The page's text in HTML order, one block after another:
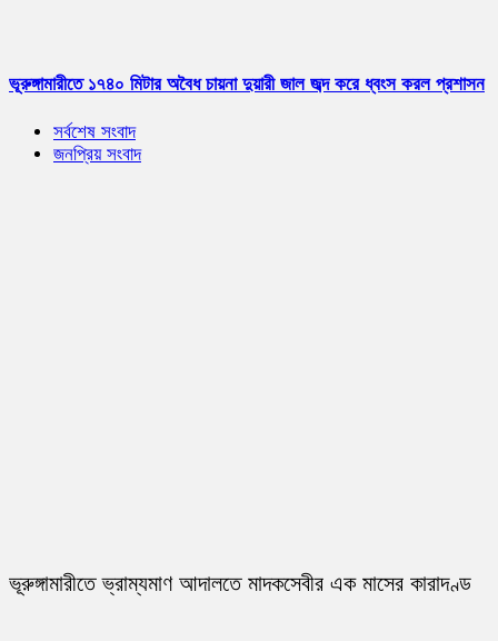
ভূরুঙ্গামারীতে ১৭৪০ মিটার অবৈধ চায়না দুয়ারী জাল জব্দ করে ধ্বংস করল প্রশাসন
সর্বশেষ সংবাদ
জনপ্রিয় সংবাদ
ভূরুঙ্গামারীতে ভ্রাম্যমাণ আদালতে মাদকসেবীর এক মাসের কারাদণ্ড